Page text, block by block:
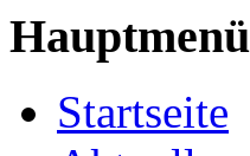
Hauptmenü
Startseite